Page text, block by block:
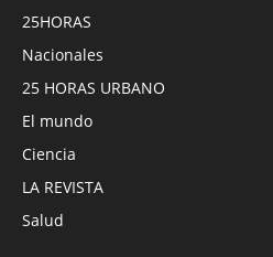
25HORAS
Nacionales
25 HORAS URBANO
El mundo
Ciencia
LA REVISTA
Salud